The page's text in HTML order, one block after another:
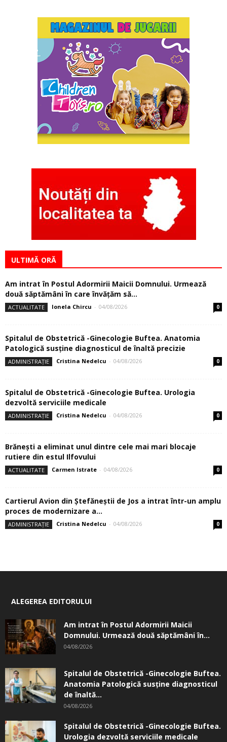
ULTIMĂ ORĂ
Am intrat în Postul Adormirii Maicii Domnului. Urmează
două săptămâni în care învăţăm să...
ACTUALITATE Ionela Chircu - 04/08/2026 0
Spitalul de Obstetrică -Ginecologie Buftea. Anatomia
Patologică susţine diagnosticul de înaltă precizie
ADMINISTRAȚIE Cristina Nedelcu - 04/08/2026 0
Spitalul de Obstetrică -Ginecologie Buftea. Urologia
dezvoltă serviciile medicale
ADMINISTRAȚIE Cristina Nedelcu - 04/08/2026 0
Brănești a eliminat unul dintre cele mai mari blocaje
rutiere din estul Ilfovului
ACTUALITATE Carmen Istrate - 04/08/2026 0
Cartierul Avion din Ştefăneştii de Jos a intrat într-un amplu
proces de modernizare a...
ADMINISTRAȚIE Cristina Nedelcu - 04/08/2026 0
ALEGEREA EDITORULUI
Am intrat în Postul Adormirii Maicii
Domnului. Urmează două săptămâni în...
04/08/2026
Spitalul de Obstetrică -Ginecologie Buftea.
Anatomia Patologică susţine diagnosticul
de înaltă...
04/08/2026
Spitalul de Obstetrică -Ginecologie Buftea.
Urologia dezvoltă serviciile medicale